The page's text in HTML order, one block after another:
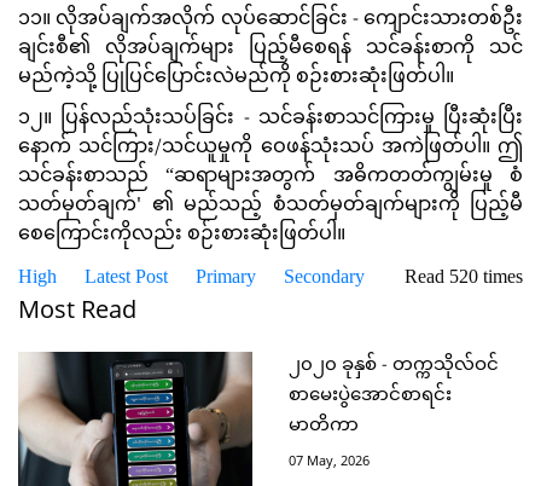
၁၁။ လိုအပ်ချက်အလိုက် လုပ်ဆောင်ခြင်း - ကျောင်းသားတစ်ဦး
ချင်းစီ၏ လိုအပ်ချက်များ ပြည့်မီစေရန် သင်ခန်းစာကို သင်
မည်ကဲ့သို့ ပြုပြင်ပြောင်းလဲမည်ကို စဉ်းစားဆုံးဖြတ်ပါ။
၁၂။ ပြန်လည်သုံးသပ်ခြင်း - သင်ခန်းစာသင်ကြားမှု ပြီးဆုံးပြီး
နောက် သင်ကြား/သင်ယူမှုကို ဝေဖန်သုံးသပ် အကဲဖြတ်ပါ။ ဤ
သင်ခန်းစာသည် “ဆရာများအတွက် အဓိကတတ်ကျွမ်းမှု စံ
သတ်မှတ်ချက်' ၏ မည်သည့် စံသတ်မှတ်ချက်များကို ပြည့်မီ
စေကြောင်းကိုလည်း စဉ်းစားဆုံးဖြတ်ပါ။
High Latest Post Primary Secondary Read 520 times
Most Read
၂၀၂၀ ခုနှစ် - တက္ကသိုလ်ဝင်
စာမေးပွဲအောင်စာရင်း
မာတိကာ
07 May, 2026